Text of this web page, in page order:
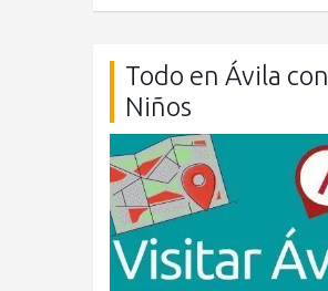
Todo en Ávila con
Niños